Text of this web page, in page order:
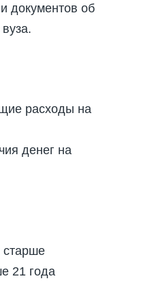
документов об
расходы на
денег на
старше
21 года